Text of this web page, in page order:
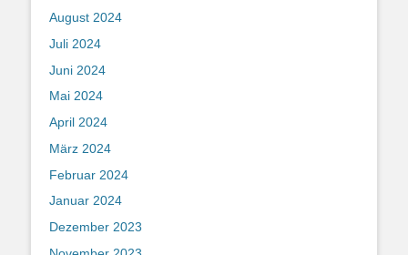
August 2024
Juli 2024
Juni 2024
Mai 2024
April 2024
März 2024
Februar 2024
Januar 2024
Dezember 2023